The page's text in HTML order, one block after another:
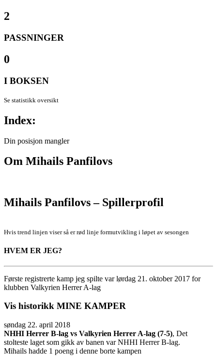
2
PASSNINGER
0
I BOKSEN
Se statistikk oversikt
Index:
Din posisjon mangler
Om Mihails Panfilovs
Mihails Panfilovs – Spillerprofil
Hvis trend linjen viser så er rød linje formutvikling i løpet av sesongen
HVEM ER JEG?
Første registrerte kamp jeg spilte var lørdag 21. oktober 2017 for
klubben Valkyrien Herrer A-lag
Vis historikk MINE KAMPER
søndag 22. april 2018
NHHI Herrer B-lag vs Valkyrien Herrer A-lag (7-5), Det
stolteste laget som gikk av banen var NHHI Herrer B-lag.
Mihails hadde 1 poeng i denne borte kampen